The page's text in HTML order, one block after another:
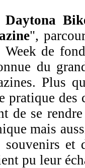
Daytona
",
de
du
Plus
pratique des
de se
mais
souvenirs et
pu leur